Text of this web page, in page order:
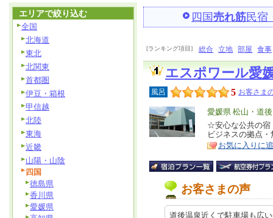
四国売れ筋民宿
[ランキング項目] 総合 立地 部屋 食事
エスポワール愛
風呂 5 お客さま
エ
リ
ア
愛媛県 松山・道後
特
徴
☆安心な公共の宿
ビジネスの拠点
お気に入りに
お客さまの声
道後温泉近くで駐車場も広
エリアで絞り込む
全国
北海道
東北
北関東
首都圏
伊豆・箱根
甲信越
北陸
東海
近畿
山陽・山陰
四国
徳島県
香川県
愛媛県